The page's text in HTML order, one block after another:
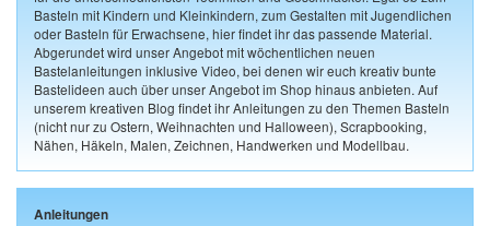
Basteln mit Kindern und Kleinkindern, zum Gestalten mit Jugendlichen
oder Basteln für Erwachsene, hier findet ihr das passende Material.
Abgerundet wird unser Angebot mit wöchentlichen neuen
Bastelanleitungen inklusive Video, bei denen wir euch kreativ bunte
Bastelideen auch über unser Angebot im Shop hinaus anbieten. Auf
unserem kreativen Blog findet ihr Anleitungen zu den Themen Basteln
(nicht nur zu Ostern, Weihnachten und Halloween), Scrapbooking,
Nähen, Häkeln, Malen, Zeichnen, Handwerken und Modellbau.
Anleitungen